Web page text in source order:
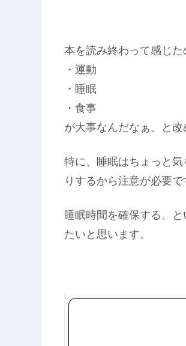
本を読み終わって感じた
・運動
・睡眠
・食事
が大事なんだなぁ、と改
特に、睡眠はちょっと
りするから注意が必要で
睡眠時間を確保する、
たいと思います。